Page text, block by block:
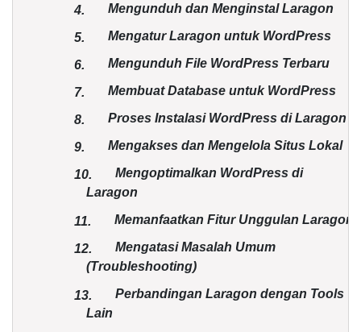
4. Mengunduh dan Menginstal Laragon
5. Mengatur Laragon untuk WordPress
6. Mengunduh File WordPress Terbaru
7. Membuat Database untuk WordPress
8. Proses Instalasi WordPress di Laragon
9. Mengakses dan Mengelola Situs Lokal
10.
Mengoptimalkan WordPress di
Laragon
11. Memanfaatkan Fitur Unggulan Laragon
12.
Mengatasi Masalah Umum
(Troubleshooting)
13.
Perbandingan Laragon dengan Tools
Lain